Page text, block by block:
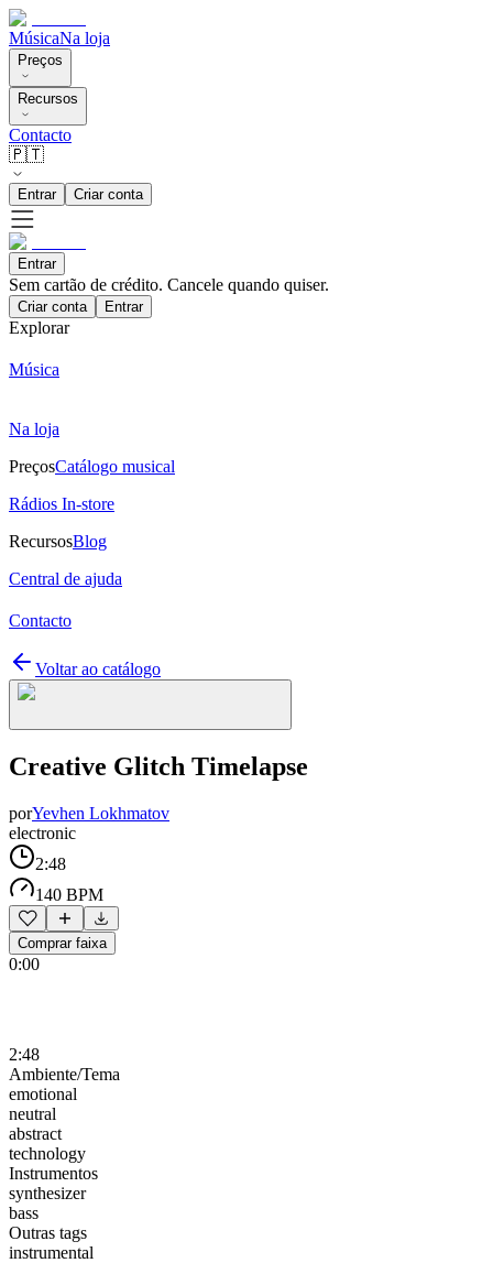
MúsicaNa loja
Preços
Recursos
Contacto
🇵🇹
Entrar Criar conta
Entrar
Sem cartão de crédito. Cancele quando quiser.
Criar conta Entrar
Explorar
Música
Na loja
PreçosCatálogo musical
Rádios In-store
RecursosBlog
Central de ajuda
Contacto
Voltar ao catálogo
Creative Glitch Timelapse
porYevhen Lokhmatov
electronic
2:48
140 BPM
Comprar faixa
0:00
2:48
Ambiente/Tema
emotional
neutral
abstract
technology
Instrumentos
synthesizer
bass
Outras tags
instrumental